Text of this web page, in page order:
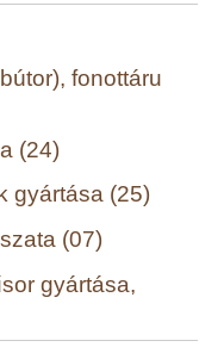
fonottáru
(24)
gyártása (25)
(07)
gyártása,